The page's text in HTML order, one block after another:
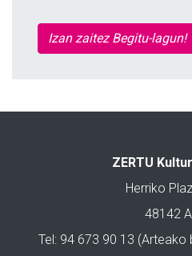
Izan zaitez Begitu-lagun!
ZERTU
Herriko
48142
Tel: 94 673 90 13 (Arteako